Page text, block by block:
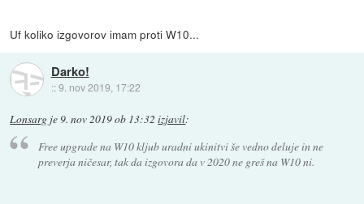
Uf koliko izgovorov imam proti W10...
Darko!
::9. nov 2019, 17:22
Lonsarg je9. nov 2019 ob 13:32 izjavil:
Free upgrade na W10 kljub uradni ukinitvi še vedno deluje in ne
preverja ničesar, tak da izgovora da v 2020 ne greš na W10 ni.